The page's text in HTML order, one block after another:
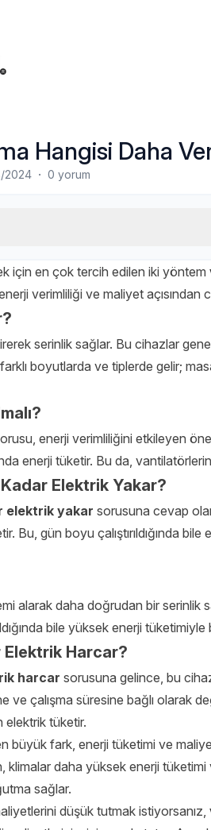
Hangisi Daha
2024 · 0 yorum
için en çok tercih edilen iki yöntem
verimliliği ve maliyet açısından
serinlik sağlar. Bu cihazlar
boyutlarda ve tiplerde gelir;
enerji verimliliğini etkileyen
enerji tüketir. Bu da,
Elektrik Yakar?
elektrik yakar sorusuna cevap
Bu, gün boyu çalıştırıldığında bile
alarak daha doğrudan bir serinlik
bile yüksek enerji tüketimiyle
Elektrik Harcar?
harcar sorusuna gelince, bu
ve çalışma süresine bağlı olarak
elektrik tüketir.
büyük fark, enerji tüketimi ve
klimalar daha yüksek enerji
sağlar.
düşük tutmak istiyorsanız,